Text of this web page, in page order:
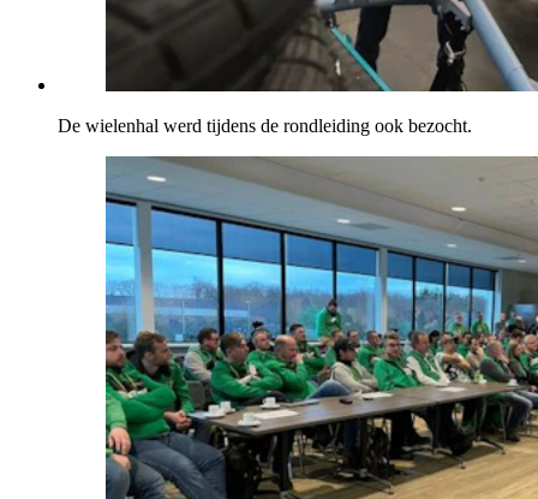
De wielenhal werd tijdens de rondleiding ook bezocht.